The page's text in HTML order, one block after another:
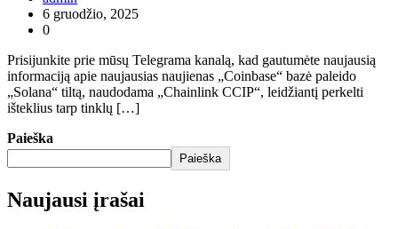
6 gruodžio, 2025
0
Prisijunkite prie mūsų Telegrama kanalą, kad gautumėte naujausią
informaciją apie naujausias naujienas „Coinbase“ bazė paleido
„Solana“ tiltą, naudodama „Chainlink CCIP“, leidžiantį perkelti
išteklius tarp tinklų […]
Paieška
Paieška
Naujausi įrašai